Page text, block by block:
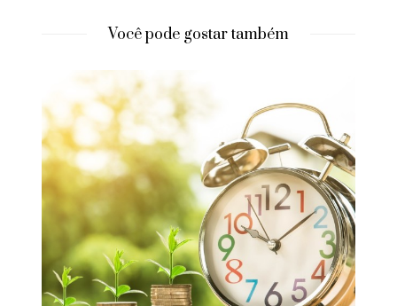
Você pode gostar também